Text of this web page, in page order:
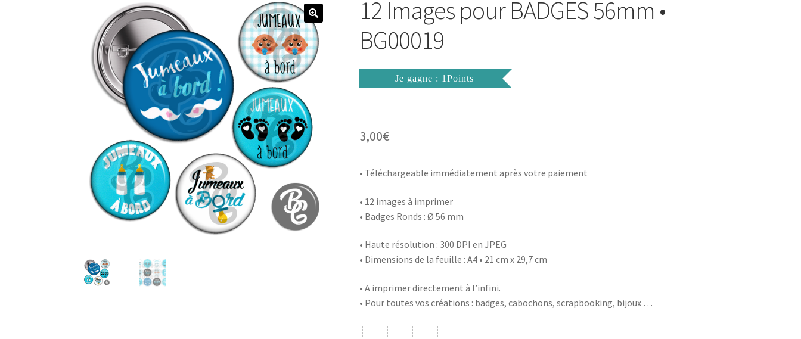
12 Images pour BADGES 56mm •
BG00019
Je gagne : 1Points
3,00€
• Téléchargeable immédiatement après votre paiement
• 12 images à imprimer
• Badges Ronds : Ø 56 mm
• Haute résolution : 300 DPI en JPEG
• Dimensions de la feuille : A4 • 21 cm x 29,7 cm
• A imprimer directement à l’infini.
• Pour toutes vos créations : badges, cabochons, scrapbooking, bijoux …
┊ ┊ ┊ ┊